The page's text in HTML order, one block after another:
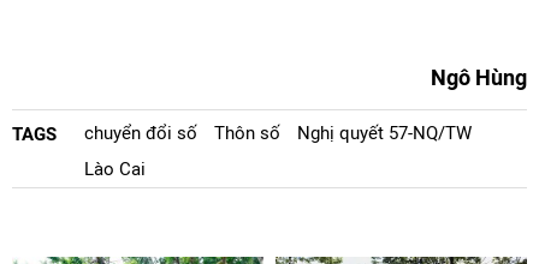
Ngô Hùng
TAGS chuyển đổi số Thôn số
Nghị quyết 57-NQ/TW
Lào Cai